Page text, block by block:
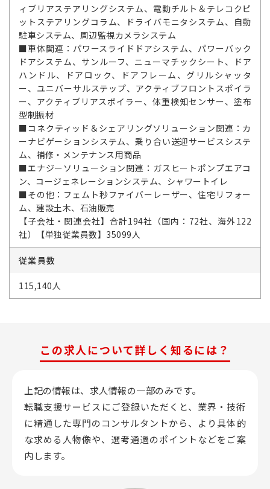
ィブリアステアリングシステム、電動チルト＆テレコクピ
ットステアリングコラム、ドライバモニタシステム、自動
駐車システム、周辺監視カメラシステム
■車体関連：パワースライドドアシステム、パワーバック
ドアシステム、サンルーフ、ニューマチックシート、ドア
ハンドル、ドアロック、ドアフレーム、グリルシャッタ
ー、ユニバーサルステップ、アクティブフロントスポイラ
ー、アクティブリアスポイラー、体重検知センサー、塗布
型制振材
■コネクティッド＆シェアリングソリューション関連：カ
ーナビゲーションシステム、乗り合い送迎サービスシステ
ム、補修・メンテナンス用商品
■エナジーソリューション関連：ガスヒートポンプエアコ
ン、コージェネレーションシステム、シャワートイレ
■その他：フェムト秒ファイバーレーザー、住宅リフォー
ム、建設土木、石油販売
【子会社・関連会社】合計194社（国内：72社、海外122
社）【単独従業員数】35099人
従業員数
115,140人
この求人について詳しく知るには？
上記の情報は、求人情報の一部のみです。
転職支援サービスにご登録いただくと、業界・技術
に精通した専門のコンサルタントから、 より具体的
な求める人物像や、選考通過のポイントなどをご案
内します。